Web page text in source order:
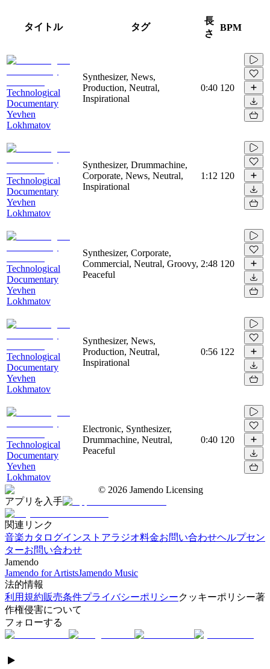
タイトル タグ
長
さ
BPM
Technological
Documentary
Yevhen
Lokhmatov
Synthesizer, News,
Production, Neutral,
Inspirational
0:40 120
Technological
Documentary
Yevhen
Lokhmatov
Synthesizer, Drummachine,
Corporate, News, Neutral,
Inspirational
1:12 120
Technological
Documentary
Yevhen
Lokhmatov
Synthesizer, Corporate,
Commercial, Neutral, Groovy,
Peaceful
2:48 120
Technological
Documentary
Yevhen
Lokhmatov
Synthesizer, News,
Production, Neutral,
Inspirational
0:56 122
Technological
Documentary
Yevhen
Lokhmatov
Electronic, Synthesizer,
Drummachine, Neutral,
Peaceful
0:40 120
© 2026 Jamendo Licensing
アプリを入手
関連リンク
音楽カタログインストアラジオ料金お問い合わせヘルプセン
ターお問い合わせ
Jamendo
Jamendo for ArtistsJamendo Music
法的情報
利用規約販売条件プライバシーポリシークッキーポリシー著
作権侵害について
フォローする